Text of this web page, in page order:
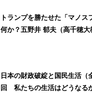
トランプを勝たせた「マノス
何か？五野井 郁夫（高千穂大
日本の財政破綻と国民生活（
回 私たちの生活はどうなる